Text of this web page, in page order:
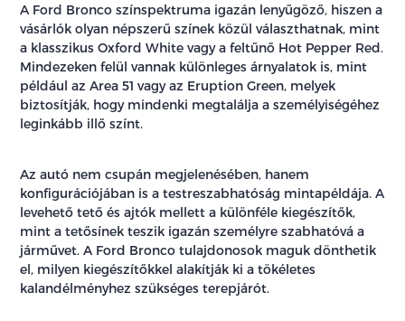
A Ford Bronco színspektruma igazán lenyűgöző, hiszen a
vásárlók olyan népszerű színek közül választhatnak, mint
a klasszikus Oxford White vagy a feltűnő Hot Pepper Red.
Mindezeken felül vannak különleges árnyalatok is, mint
például az Area 51 vagy az Eruption Green, melyek
biztosítják, hogy mindenki megtalálja a személyiségéhez
leginkább illő színt.
Az autó nem csupán megjelenésében, hanem
konfigurációjában is a testreszabhatóság mintapéldája. A
levehető tető és ajtók mellett a különféle kiegészítők,
mint a tetősínek teszik igazán személyre szabhatóvá a
járművet. A Ford Bronco tulajdonosok maguk dönthetik
el, milyen kiegészítőkkel alakítják ki a tökéletes
kalandélményhez szükséges terepjárót.